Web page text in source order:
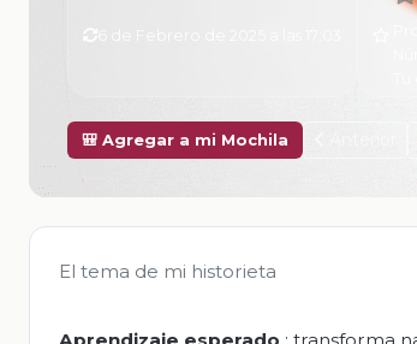
🎒 Agregar a mi Mochila
El tema de mi historieta